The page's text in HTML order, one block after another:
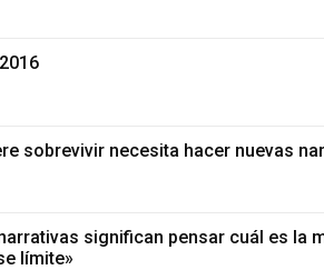
sobrevivir necesita hacer nuevas
significan pensar cuál es la
límite»